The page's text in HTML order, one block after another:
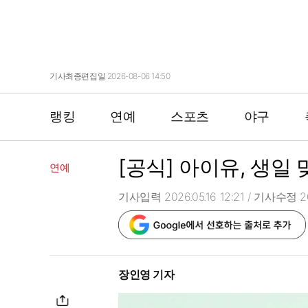
기사최종편집일 2026-08-06 14:50
랭킹 연예 스포츠 야구
연예 [공식] 아이유, 생일
기사입력 2026.05.16 12:21 / 기사수정
장인영 기자